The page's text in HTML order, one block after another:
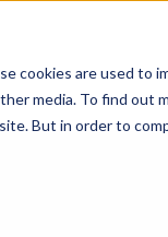
cookies are used to
media. To find out
But in order to